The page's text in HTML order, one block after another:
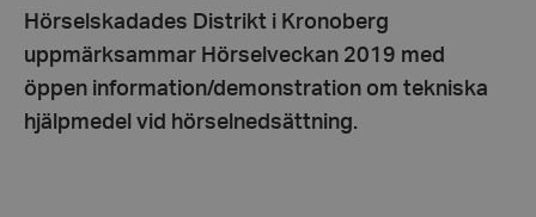
Hörselskadades Distrikt i Kronoberg
uppmärksammar Hörselveckan 2019 med
öppen information/demonstration om tekniska
hjälpmedel vid hörselnedsättning.